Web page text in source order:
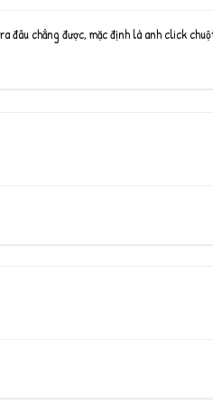
đâu chẳng được, mặc định là anh click